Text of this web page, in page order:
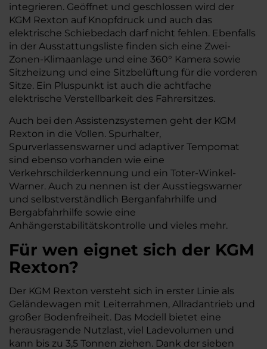
integrieren. Geöffnet und geschlossen wird der
KGM Rexton auf Knopfdruck und auch das
elektrische Schiebedach darf nicht fehlen. Ebenfalls
in der Ausstattungsliste finden sich eine Zwei-
Zonen-Klimaanlage und eine 360° Kamera sowie
Sitzheizung und eine Sitzbelüftung für die vorderen
Sitze. Ein Pluspunkt ist auch die achtfache
elektrische Verstellbarkeit des Fahrersitzes.
Auch bei den Assistenzsystemen geht der KGM
Rexton in die Vollen. Spurhalter,
Spurverlassenswarner und adaptiver Tempomat
sind ebenso vorhanden wie eine
Verkehrschilderkennung und ein Toter-Winkel-
Warner. Auch zu nennen ist der Ausstiegswarner
und selbstverständlich Berganfahrhilfe und
Bergabfahrhilfe sowie eine
Anhängerstabilitätskontrolle und vieles mehr.
Für wen eignet sich der KGM
Rexton?
Der KGM Rexton versteht sich in erster Linie als
Geländewagen mit Leiterrahmen, Allradantrieb und
großer Bodenfreiheit. Das Modell bietet eine
herausragende Nutzlast, viel Ladevolumen und
kann bis zu 3,5 Tonnen ziehen. Dank der sieben